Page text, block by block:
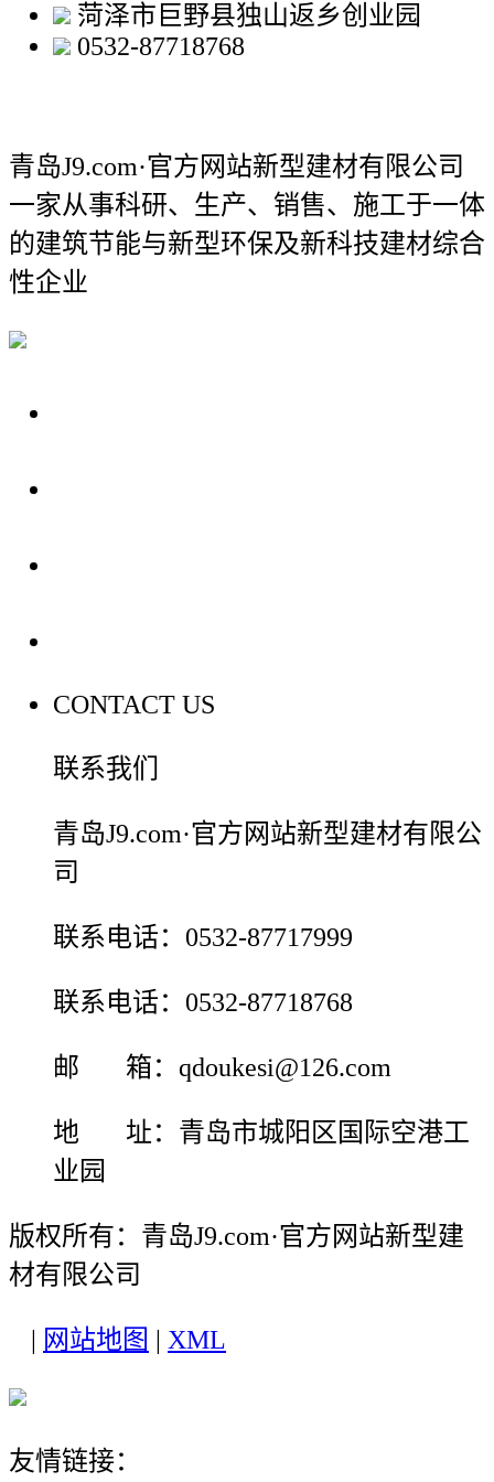
菏泽市巨野县独山返乡创业园
0532-87718768
青岛J9.com·官方网站新型建材有限公司
一家从事科研、生产、销售、施工于一体
的建筑节能与新型环保及新科技建材综合
性企业
CONTACT US
联系我们
青岛J9.com·官方网站新型建材有限公
司
联系电话：0532-87717999
联系电话：0532-87718768
邮 箱：qdoukesi@126.com
地 址：青岛市城阳区国际空港工
业园
版权所有：青岛J9.com·官方网站新型建
材有限公司
网站地图 XML
友情链接：